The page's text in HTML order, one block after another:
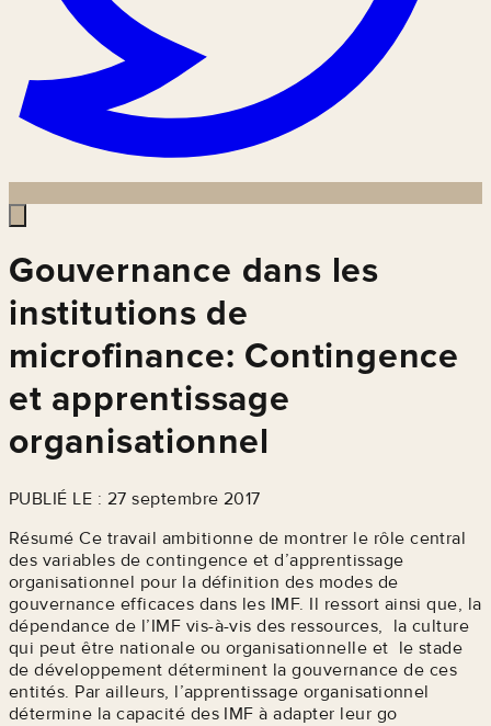
Gouvernance dans les
institutions de
microfinance: Contingence
et apprentissage
organisationnel
PUBLIÉ LE : 27 septembre 2017
Résumé Ce travail ambitionne de montrer le rôle central
des variables de contingence et d’apprentissage
organisationnel pour la définition des modes de
gouvernance efficaces dans les IMF. Il ressort ainsi que, la
dépendance de l’IMF vis-à-vis des ressources, la culture
qui peut être nationale ou organisationnelle et le stade
de développement déterminent la gouvernance de ces
entités. Par ailleurs, l’apprentissage organisationnel
détermine la capacité des IMF à adapter leur go